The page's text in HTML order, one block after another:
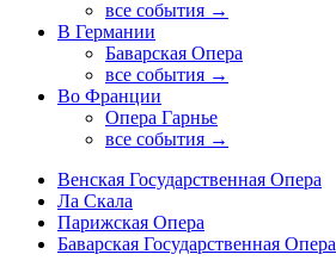
все события →
В Германии
Баварская Опера
все события →
Во Франции
Опера Гарнье
все события →
Венская Государственная Опера
Ла Скала
Парижская Опера
Баварская Государственная Опера